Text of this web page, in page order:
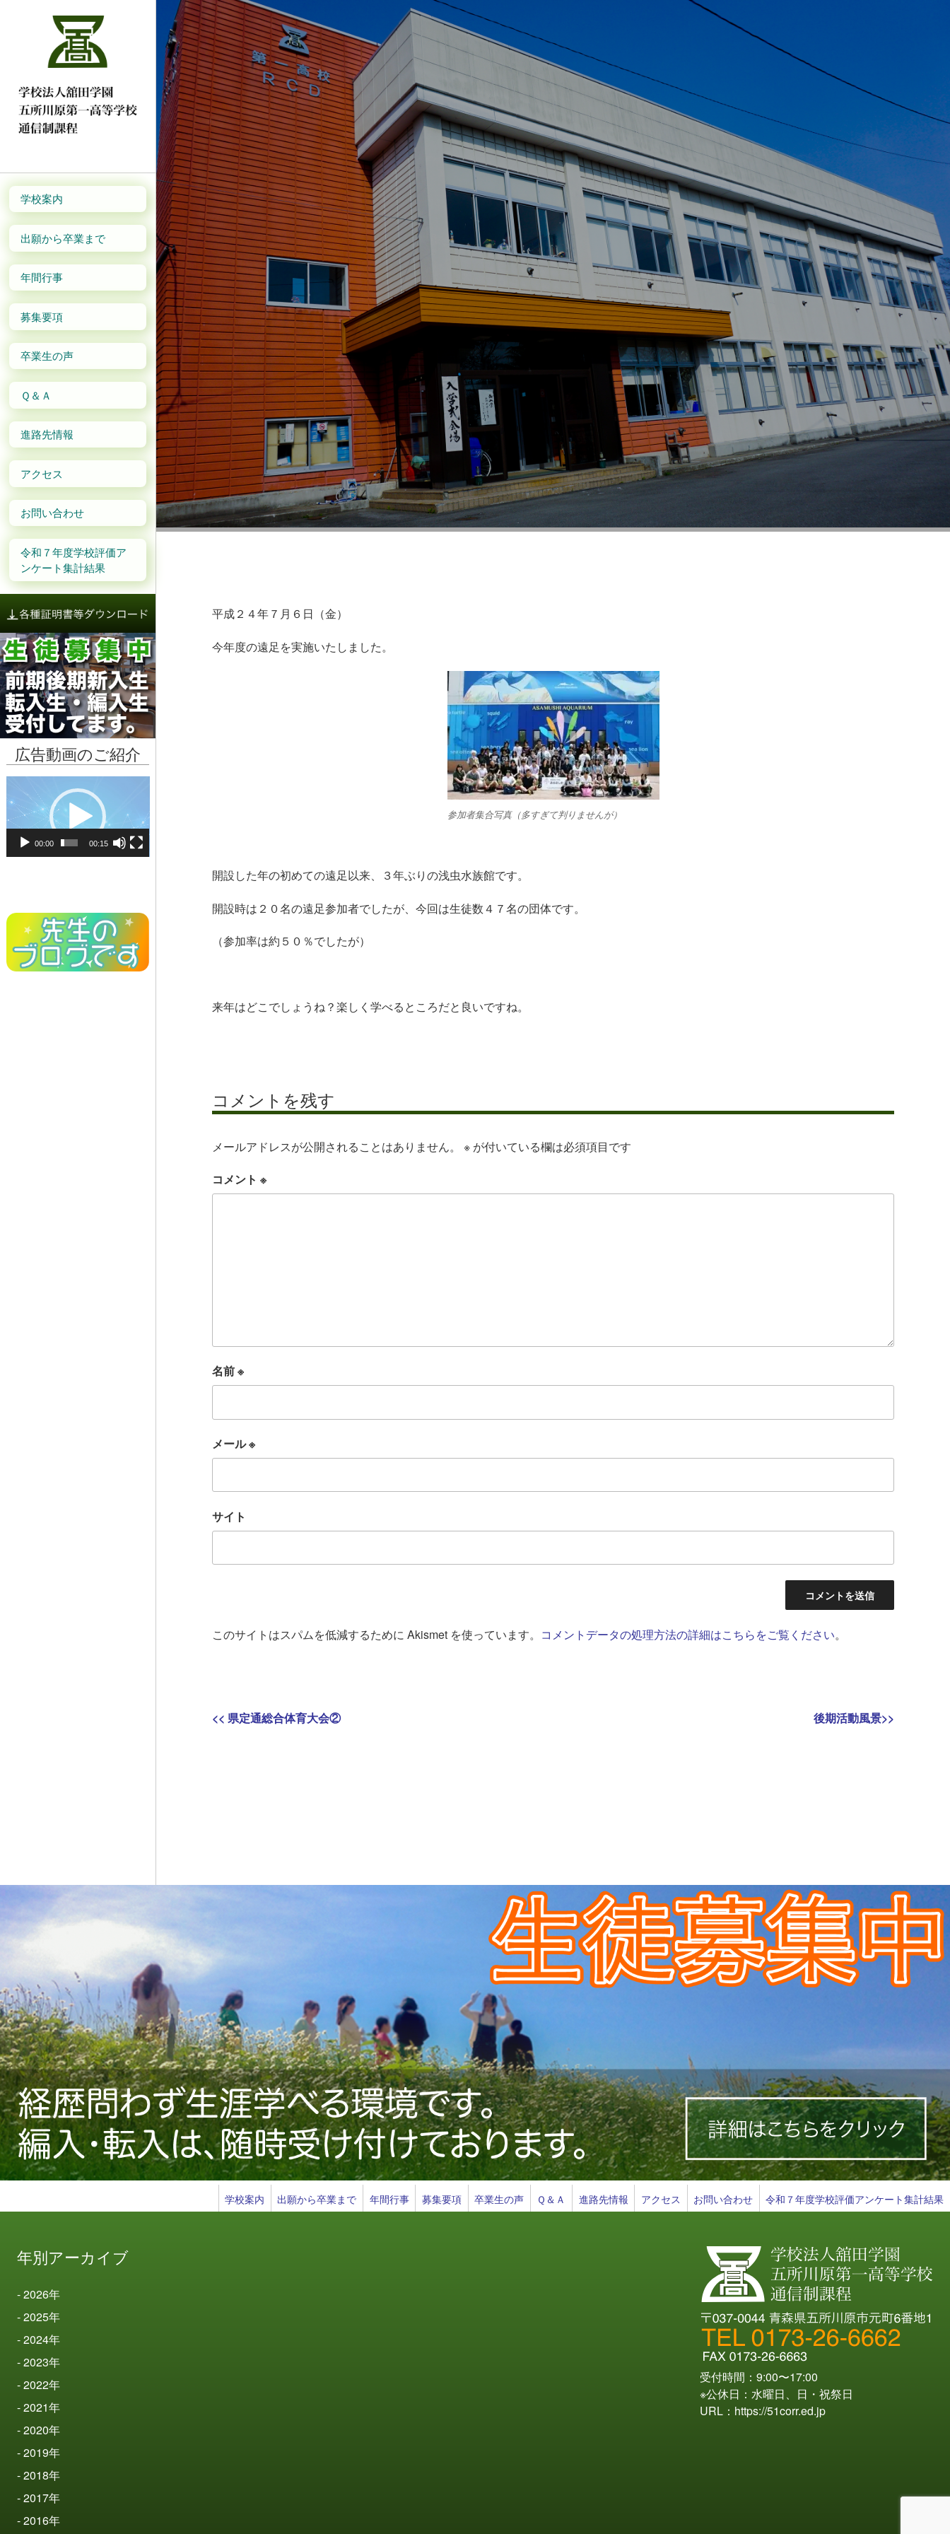
学校案内
出願から卒業まで
年間行事
募集要項
卒業生の声
Ｑ＆Ａ
進路先情報
アクセス
お問い合わせ
令和７年度学校評価ア
ンケート集計結果
広告動画のご紹介
画
プ
00:00 00:15
平成２４年度 遠足
平成２４年７月６日（金）
今年度の遠足を実施いたしました。
参加者集合写真（多すぎて判りませんが）
開設した年の初めての遠足以来、３年ぶりの浅虫水族館です。
開設時は２０名の遠足参加者でしたが、今回は生徒数４７名の団体です。
（参加率は約５０％でしたが）
来年はどこでしょうね？楽しく学べるところだと良いですね。
コメントを残す
メールアドレスが公開されることはありません。 ※が付いている欄は必須項目です
コメント ※
名前※
メール※
サイト
このサイトはスパムを低減するために Akismet を使っています。 コメントデータの処理方法の詳細はこちらをご覧ください。
投
シ
ョ
<< Previous
県定通総合体育大会②
Next
後期活動風景>>
学校案内 出願から卒業まで 年間行事 募集要項 卒業生の声 Ｑ＆Ａ 進路先情報 アクセス お問い合わせ 令和７年度学校評価アンケート集計結果
年別アーカイブ
2026年
2025年
2024年
2023年
2022年
2021年
2020年
2019年
2018年
2017年
2016年
受付時間：9:00〜17:00
※公休日：水曜日、日・祝祭日
URL： https://51corr.ed.jp